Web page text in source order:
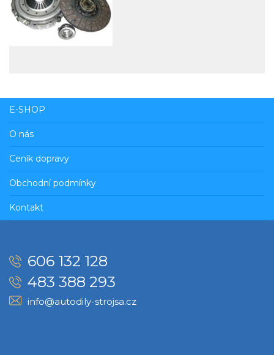
E-SHOP
O nás
Ceník dopravy
Obchodní podmínky
Kontakt
606 132 128
483 388 293
info@autodily-strojsa.cz